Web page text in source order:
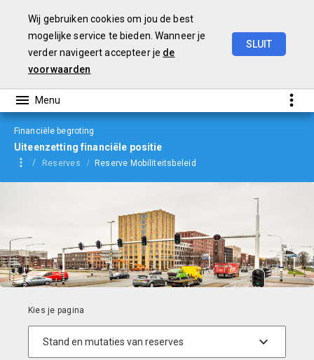
Wij gebruiken cookies om jou de best
mogelijke service te bieden. Wanneer je
verder navigeert accepteer je de
voorwaarden
SLUIT
Financiële begroting
Uiteenzetting financiële positie
Reserves Reserve Mobiliteitsbeleid